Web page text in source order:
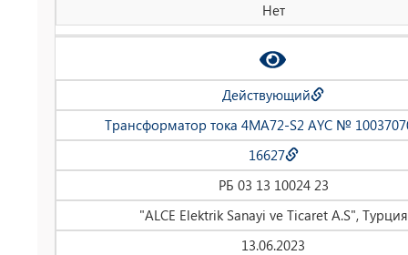
Нет
Действующий
Трансформатор тока 4MA72-S2 AYC №
16627
РБ 03 13 10024 23
"ALCE Elektrik Sanayi ve Ticaret A.S", Турция
13.06.2023